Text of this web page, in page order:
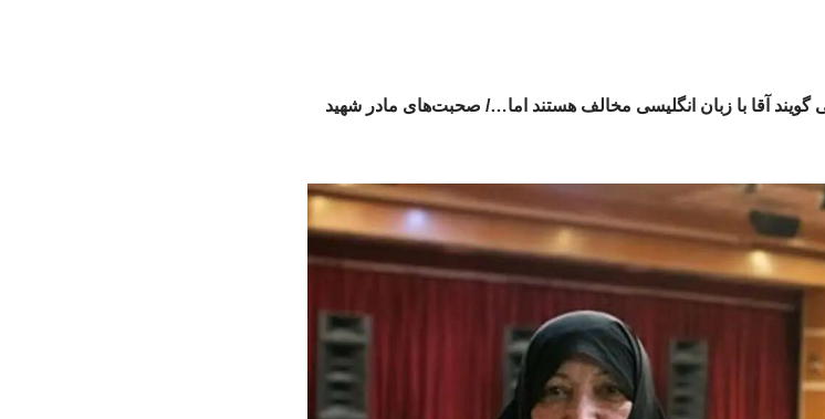
گویند آقا با زبان انگلیسی مخالف هستند اما…/ صحبت‌های مادر شهید